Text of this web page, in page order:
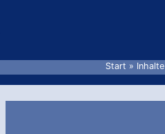
Start Inhalte